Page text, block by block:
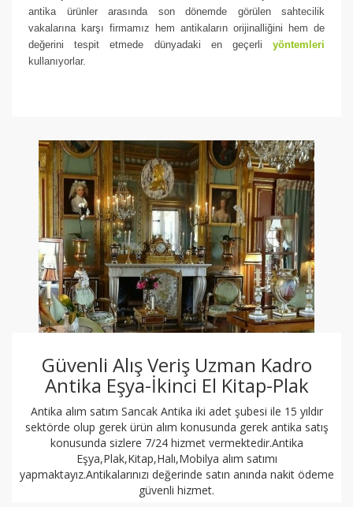
antika ürünler arasında son dönemde görülen sahtecilik
vakalarına karşı firmamız hem antikaların orijinalliğini hem de
değerini tespit etmede dünyadaki en geçerli yöntemleri
kullanıyorlar.
Güvenli Alış Veriş Uzman Kadro
Antika Eşya-İkinci El Kitap-Plak
Antika alım satım Sancak Antika iki adet şubesi ile 15 yıldır
sektörde olup gerek ürün alım konusunda gerek antika satış
konusunda sizlere 7/24 hizmet vermektedir.Antika
Eşya,Plak,Kitap,Halı,Mobilya alım satımı
yapmaktayız.Antikalarınızı değerinde satın anında nakit ödeme
güvenli hizmet.